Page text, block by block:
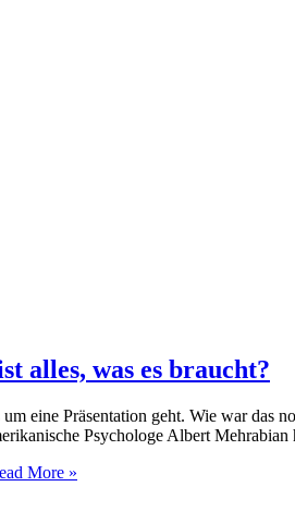
alles, was es braucht?
eine Präsentation geht. Wie war
Psychologe Albert
More »